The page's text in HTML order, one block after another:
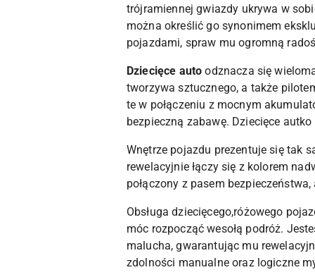
trójramiennej gwiazdy ukrywa w
można określić go synonimem
pojazdami, spraw mu ogromną
Dziecięce auto odznacza się
tworzywa sztucznego, a także
te w połączeniu z mocnym
bezpieczną zabawę. Dziecięce
Wnętrze pojazdu prezentuje się tak
rewelacyjnie łączy się z kolorem
połączony z pasem
Obsługa dziecięcego,różowego
móc rozpocząć wesołą podróż.
malucha, gwarantując mu
zdolności manualne oraz logiczne